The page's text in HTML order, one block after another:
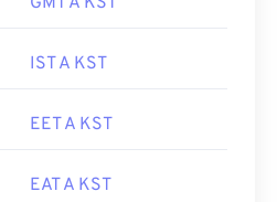
IST A KST
EET A KST
EAT A KST